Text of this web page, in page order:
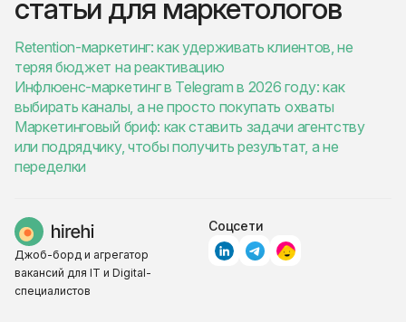
статьи для маркетологов
Retention-маркетинг: как удерживать клиентов, не
теряя бюджет на реактивацию
Инфлюенс-маркетинг в Telegram в 2026 году: как
выбирать каналы, а не просто покупать охваты
Маркетинговый бриф: как ставить задачи агентству
или подрядчику, чтобы получить результат, а не
переделки
Джоб-борд и агрегатор
вакансий для IT и Digital-
специалистов
Соцсети